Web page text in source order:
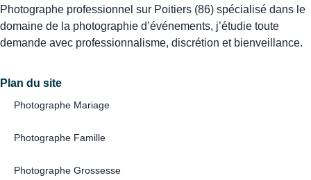
Photographe professionnel sur Poitiers (86) spécialisé dans le
domaine de la photographie d’événements, j’étudie toute
demande avec professionnalisme, discrétion et bienveillance.
Plan du site
Photographe Mariage
Photographe Famille
Photographe Grossesse